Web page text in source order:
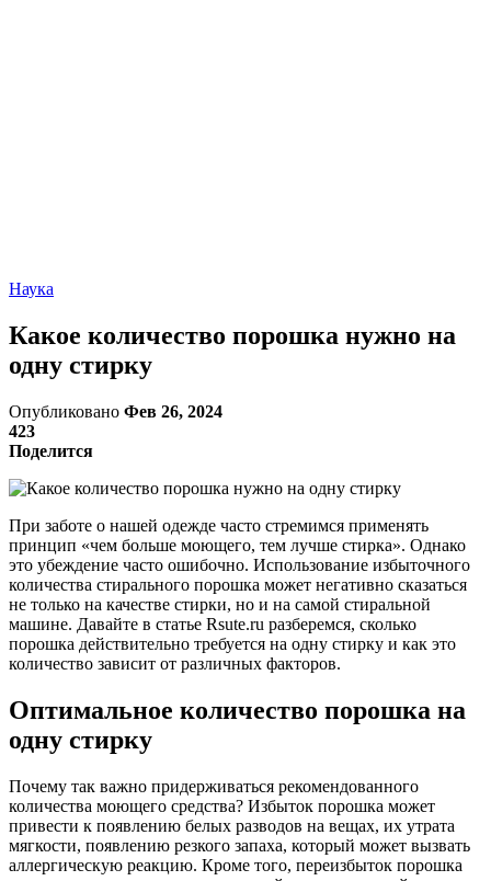
Наука
Какое количество порошка нужно на
одну стирку
Опубликовано Фев 26, 2024
423
Поделится
При заботе о нашей одежде часто стремимся применять
принцип «чем больше моющего, тем лучше стирка». Однако
это убеждение часто ошибочно. Использование избыточного
количества стирального порошка может негативно сказаться
не только на качестве стирки, но и на самой стиральной
машине. Давайте в статье Rsute.ru разберемся, сколько
порошка действительно требуется на одну стирку и как это
количество зависит от различных факторов.
Оптимальное количество порошка на
одну стирку
Почему так важно придерживаться рекомендованного
количества моющего средства? Избыток порошка может
привести к появлению белых разводов на вещах, их утрата
мягкости, появлению резкого запаха, который может вызвать
аллергическую реакцию. Кроме того, переизбыток порошка